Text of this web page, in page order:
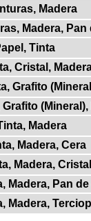
Madera
Madera, Pan
Tinta
Cristal,
Grafito
Grafito
Madera
Madera, Cera
Madera, Cristal
Madera, Pan
Madera,